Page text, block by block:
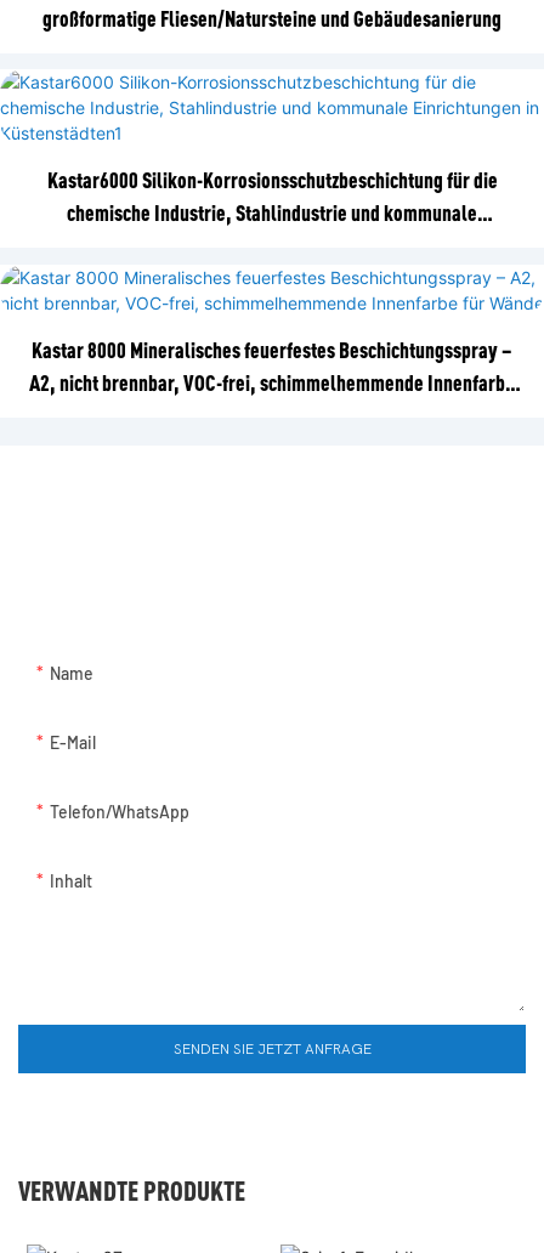
großformatige Fliesen/Natursteine ​​und Gebäudesanierung
Kastar6000 Silikon-Korrosionsschutzbeschichtung für die
chemische Industrie, Stahlindustrie und kommunale
Kastar 8000 Mineralisches feuerfestes Beschichtungsspray –
A2, nicht brennbar, VOC-frei, schimmelhemmende Innenfarbe
Name
E-Mail
Telefon/WhatsApp
Inhalt
SENDEN SIE JETZT ANFRAGE
VERWANDTE PRODUKTE